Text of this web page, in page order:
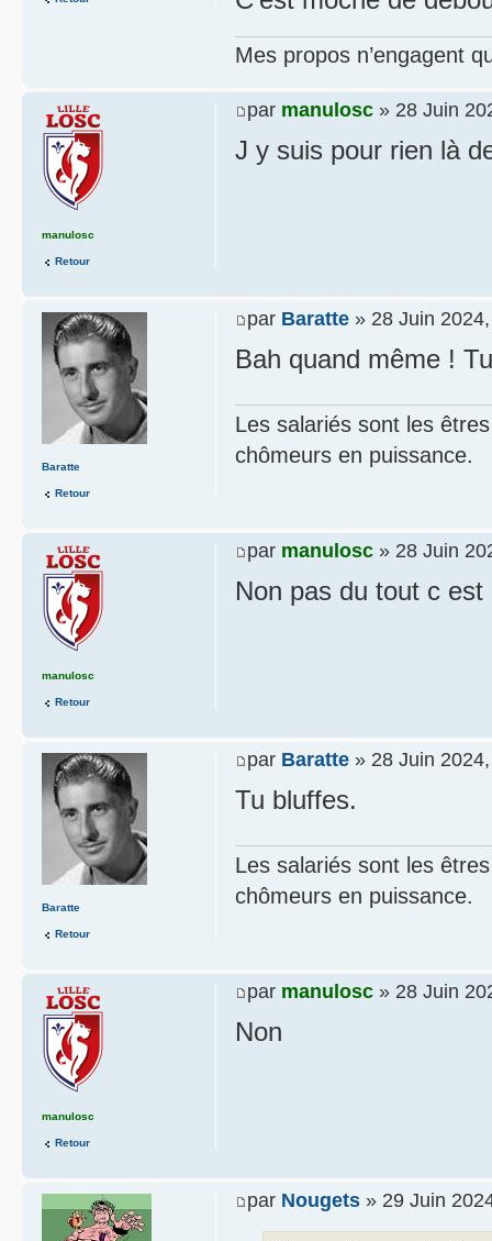
Mes propos n’engagent
par manulosc » 28 Juin
J y suis pour rien là
manulosc
Retour
par Baratte » 28 Juin
Bah quand même !
Les salariés sont les
chômeurs en puissance.
Baratte
Retour
par manulosc » 28 Juin
Non pas du tout c
manulosc
Retour
par Baratte » 28 Juin
Tu bluffes.
Les salariés sont les
chômeurs en puissance.
Baratte
Retour
par manulosc » 28 Juin
Non
manulosc
Retour
par Nougets » 29 Juin